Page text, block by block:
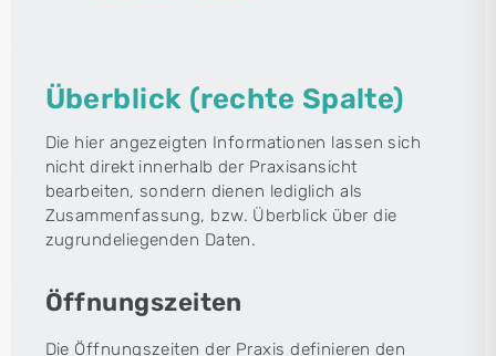
Überblick (rechte Spalte)
Die hier angezeigten Informationen lassen sich
nicht direkt innerhalb der Praxisansicht
bearbeiten, sondern dienen lediglich als
Zusammenfassung, bzw. Überblick über die
zugrundeliegenden Daten.
Öffnungszeiten
Die Öffnungszeiten der Praxis definieren den